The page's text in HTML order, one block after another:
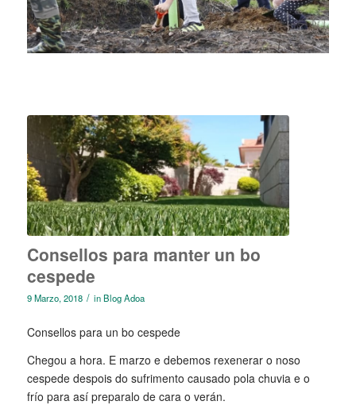
Consellos para manter un bo
cespede
9 Marzo, 2018 / inBlog Adoa
Consellos para un bo cespede
Chegou a hora. E marzo e debemos rexenerar o noso
cespede despois do sufrimento causado pola chuvia e o
frío para así preparalo de cara o verán.